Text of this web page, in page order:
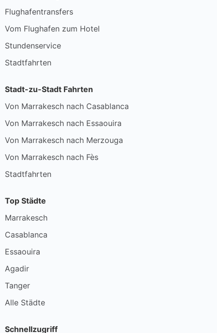
Flughafentransfers
Vom Flughafen zum Hotel
Stundenservice
Stadtfahrten
Stadt-zu-Stadt Fahrten
Von Marrakesch nach Casablanca
Von Marrakesch nach Essaouira
Von Marrakesch nach Merzouga
Von Marrakesch nach Fès
Stadtfahrten
Top Städte
Marrakesch
Casablanca
Essaouira
Agadir
Tanger
Alle Städte
Schnellzugriff